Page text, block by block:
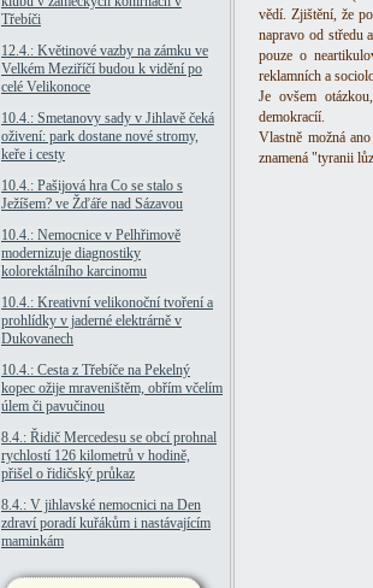
Třebíči
12.4.: Květinové vazby na zámku ve
Velkém Meziříčí budou k vidění po
celé Velikonoce
10.4.: Smetanovy sady v Jihlavě čeká
oživení: park dostane nové stromy,
keře i cesty
10.4.: Pašijová hra Co se stalo s
Ježíšem? ve Žďáře nad Sázavou
10.4.: Nemocnice v Pelhřimově
modernizuje diagnostiky
kolorektálního karcinomu
10.4.: Kreativní velikonoční tvoření a
prohlídky v jaderné elektrárně v
Dukovanech
10.4.: Cesta z Třebíče na Pekelný
kopec ožije mraveništěm, obřím včelím
úlem či pavučinou
8.4.: Řidič Mercedesu se obcí prohnal
rychlostí 126 kilometrů v hodině,
přišel o řidičský průkaz
8.4.: V jihlavské nemocnici na Den
zdraví poradí kuřákům i nastávajícím
maminkám
vědí. Zjištění, že
napravo od středu
pouze o
reklamních a
Je ovšem
demokracíí.
Vlastně možná
znamená "tyranii